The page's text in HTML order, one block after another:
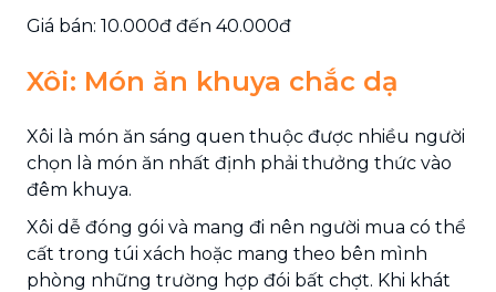
Giá bán: 10.000đ đến 40.000đ
Xôi: Món ăn khuya chắc dạ
Xôi là món ăn sáng quen thuộc được nhiều người
chọn là món ăn nhất định phải thưởng thức vào
đêm khuya.
Xôi dễ đóng gói và mang đi nên người mua có thể
cất trong túi xách hoặc mang theo bên mình
phòng những trường hợp đói bất chợt. Khi khát